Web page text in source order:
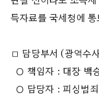
득자료를 국세청에
□ 담당부서 (광역수
○ 책임자 : 대장
○ 담당자 : 피싱범